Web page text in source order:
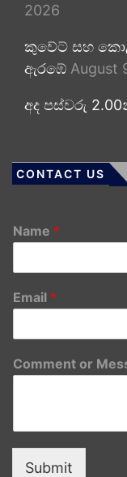
2026
කුවේට් සහ
ඇරඹේ August
අද පස්වරු
CONTACT US
Name *
Email *
Comment or
Submit